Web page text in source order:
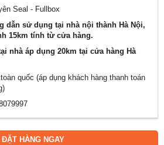
Seal - Fullbox
dẫn sử dụng tại nhà nội thành Hà Nội,
15km tính từ cửa hàng.
nhà áp dụng 20km tại cửa hàng Hà
quốc (áp dụng khách hàng thanh toán
ĐẶT HÀNG NGAY